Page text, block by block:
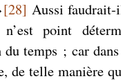
[28] Aussi faudrait-
point
du temps ; car
de telle manière